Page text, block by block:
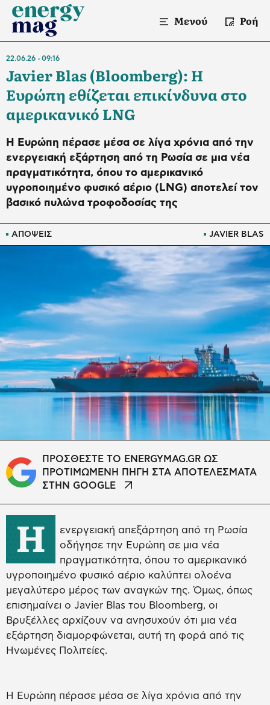
Μενού Ροή
ΑΠΟΨΕΙΣ JAVIER BLAS
22.06.26 09:16
Javier Blas (Bloomberg): Η
Ευρώπη εθίζεται επικίνδυνα στο
αμερικανικό LNG
Η Ευρώπη πέρασε μέσα σε λίγα χρόνια από την
ενεργειακή εξάρτηση από τη Ρωσία σε μια νέα
πραγματικότητα, όπου το αμερικανικό
υγροποιημένο φυσικό αέριο (LNG) αποτελεί τον
βασικό πυλώνα τροφοδοσίας της
ΠΡΟΣΘΕΣΤΕ ΤΟ ENERGYMAG.GR ΩΣ
ΠΡΟΤΙΜΩΜΕΝΗ ΠΗΓΗ ΣΤΑ ΑΠΟΤΕΛΕΣΜΑΤΑ
ΣΤΗΝ GOOGLE
Η
ενεργειακή απεξάρτηση από τη Ρωσία
οδήγησε την Ευρώπη σε μια νέα
πραγματικότητα, όπου το αμερικανικό
υγροποιημένο φυσικό αέριο καλύπτει ολοένα
μεγαλύτερο μέρος των αναγκών της. Όμως, όπως
επισημαίνει ο Javier Blas του Bloomberg, οι
Βρυξέλλες αρχίζουν να ανησυχούν ότι μια νέα
εξάρτηση διαμορφώνεται, αυτή τη φορά από τις
Ηνωμένες Πολιτείες.
Η Ευρώπη πέρασε μέσα σε λίγα χρόνια από την